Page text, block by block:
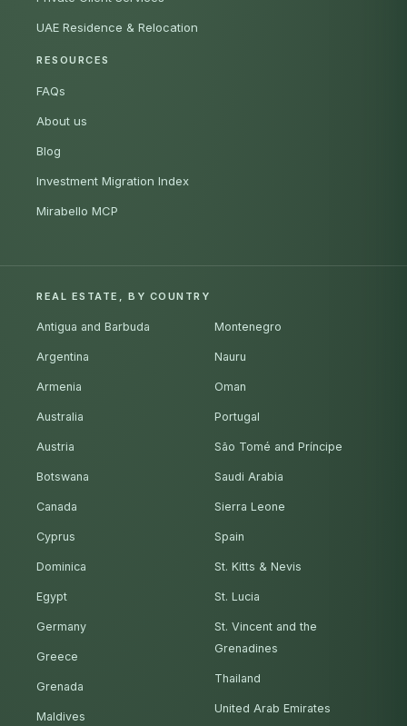
UAE Residence & Relocation
RESOURCES
FAQs
About us
Blog
Investment Migration Index
Mirabello MCP
REAL ESTATE, BY COUNTRY
Antigua and Barbuda
Argentina
Armenia
Australia
Austria
Botswana
Canada
Cyprus
Dominica
Egypt
Germany
Greece
Grenada
Maldives
Montenegro
Nauru
Oman
Portugal
São Tomé and Príncipe
Saudi Arabia
Sierra Leone
Spain
St. Kitts & Nevis
St. Lucia
St. Vincent and the
Grenadines
Thailand
United Arab Emirates